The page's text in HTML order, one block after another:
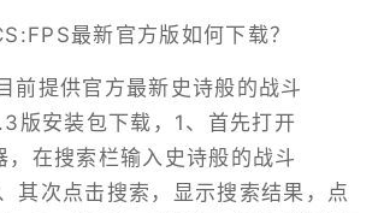
最新官方版如何下载？
提供官方最新史诗般的战斗
版安装包下载，1、首先打开
在搜索栏输入史诗般的战斗
其次点击搜索，显示搜索结果，点